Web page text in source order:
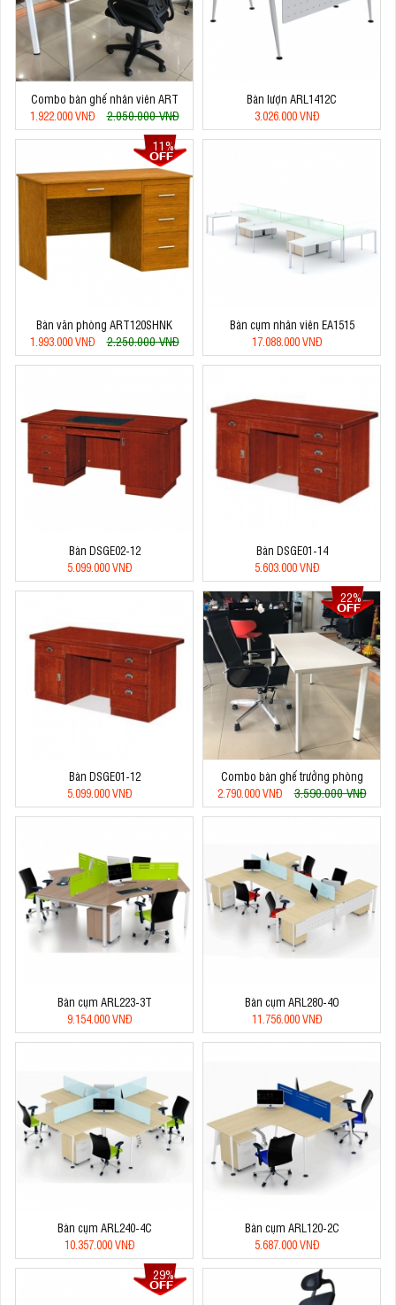
Combo bàn ghế nhân viên ART
1.922.000 VNĐ
2.050.000 VNĐ
Bàn lượn ARL1412C
3.026.000 VNĐ
11%
Bàn văn phòng ART120SHNK
1.993.000 VNĐ
2.250.000 VNĐ
Bàn cụm nhân viên EA1515
17.088.000 VNĐ
Bàn DSGE02-12
5.099.000 VNĐ
Bàn DSGE01-14
5.603.000 VNĐ
Bàn DSGE01-12
5.099.000 VNĐ
22%
Combo bàn ghế trưởng phòng
2.790.000 VNĐ
3.590.000 VNĐ
Bàn cụm ARL223-3T
9.154.000 VNĐ
Bàn cụm ARL280-4O
11.756.000 VNĐ
Bàn cụm ARL240-4C
10.357.000 VNĐ
Bàn cụm ARL120-2C
5.687.000 VNĐ
29%